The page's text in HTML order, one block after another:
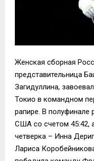
Женская сборная
представительница
Загидуллина,
Токио в командном
рапире. В полуфинале
США со счетом 45:42,
четверка – Инна
Лариса